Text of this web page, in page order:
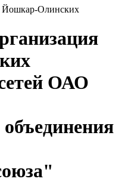
Йошкар-Олинских
ОАО